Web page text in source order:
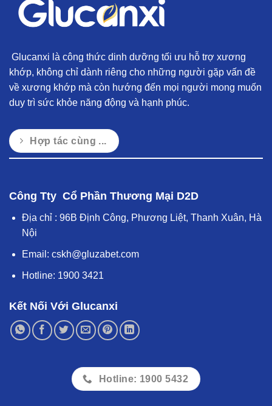
Glucanxi là công thức dinh dưỡng tối ưu hỗ trợ xương
khớp, không chỉ dành riêng cho những người gặp vấn đề
về xương khớp mà còn hướng đến mọi người mong muốn
duy trì sức khỏe năng động và hạnh phúc.
Hợp tác cùng ...
Công Tty Cổ Phần Thương Mại D2D
Địa chỉ : 96B Định Công, Phương Liệt, Thanh Xuân, Hà
Nội
Email: cskh@gluzabet.com
Hotline: 1900 3421
Kết Nối Với Glucanxi
Hotline: 1900 5432